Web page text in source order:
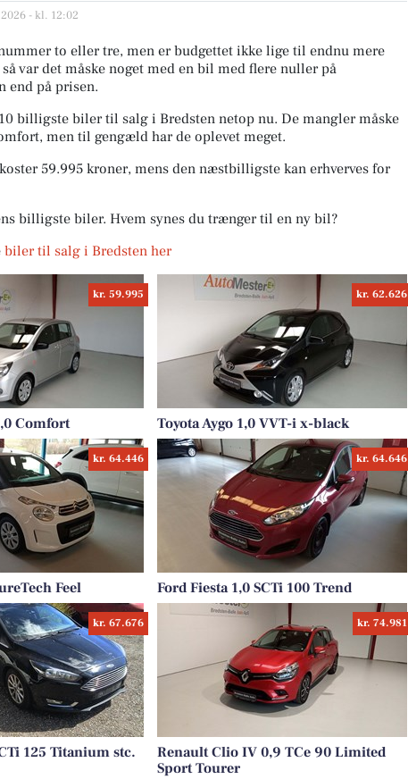
- kl. 12:02
to eller tre, men er budgettet ikke lige til endnu mere
var det måske noget med en bil med flere nuller på
på prisen.
billigste biler til salg i Bredsten netop nu. De mangler måske
men til gengæld har de oplevet meget.
59.995 kroner, mens den næstbilligste kan erhverves for
billigste biler. Hvem synes du trænger til en ny bil?
biler til salg i Bredsten her
kr. 59.995
Comfort
kr. 62.626
Toyota Aygo 1,0 VVT-i x-black
kr. 64.446
Feel
kr. 64.646
Ford Fiesta 1,0 SCTi 100 Trend
kr. 67.676
125 Titanium stc.
kr. 74.981
Renault Clio IV 0,9 TCe 90 Limited
Sport Tourer